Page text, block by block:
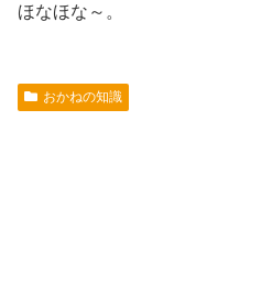
ほなほな～。
おかねの知識